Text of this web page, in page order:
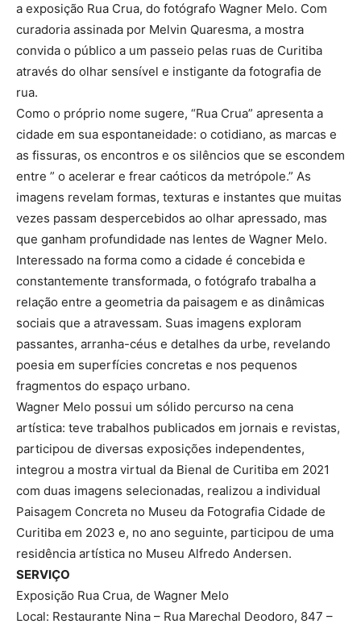
a exposição Rua Crua, do fotógrafo Wagner Melo. Com
curadoria assinada por Melvin Quaresma, a mostra
convida o público a um passeio pelas ruas de Curitiba
através do olhar sensível e instigante da fotografia de
rua.
Como o próprio nome sugere, “Rua Crua” apresenta a
cidade em sua espontaneidade: o cotidiano, as marcas e
as fissuras, os encontros e os silêncios que se escondem
entre ” o acelerar e frear caóticos da metrópole.” As
imagens revelam formas, texturas e instantes que muitas
vezes passam despercebidos ao olhar apressado, mas
que ganham profundidade nas lentes de Wagner Melo.
Interessado na forma como a cidade é concebida e
constantemente transformada, o fotógrafo trabalha a
relação entre a geometria da paisagem e as dinâmicas
sociais que a atravessam. Suas imagens exploram
passantes, arranha-céus e detalhes da urbe, revelando
poesia em superfícies concretas e nos pequenos
fragmentos do espaço urbano.
Wagner Melo possui um sólido percurso na cena
artística: teve trabalhos publicados em jornais e revistas,
participou de diversas exposições independentes,
integrou a mostra virtual da Bienal de Curitiba em 2021
com duas imagens selecionadas, realizou a individual
Paisagem Concreta no Museu da Fotografia Cidade de
Curitiba em 2023 e, no ano seguinte, participou de uma
residência artística no Museu Alfredo Andersen.
SERVIÇO
Exposição Rua Crua, de Wagner Melo
Local: Restaurante Nina – Rua Marechal Deodoro, 847 –